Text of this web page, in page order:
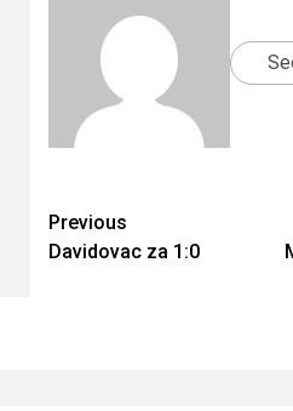
Continue
Reading
Previous
Davidovac za 1:0